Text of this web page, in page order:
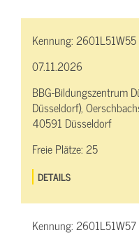
Kennung:2601L51W55
07.11.2026
BBG-Bildungszentrum
Düsseldorf),
40591 Düsseldorf
Freie Plätze:25
DETAILS
Kennung:2601L51W57